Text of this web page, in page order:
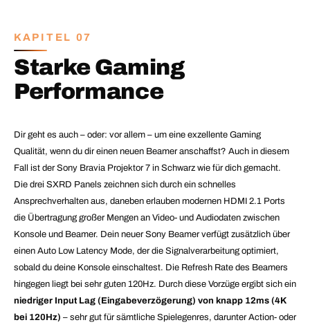
KAPITEL 07
Starke Gaming
Performance
Dir geht es auch – oder: vor allem – um eine exzellente Gaming
Qualität, wenn du dir einen neuen Beamer anschaffst? Auch in diesem
Fall ist der Sony Bravia Projektor 7 in Schwarz wie für dich gemacht.
Die drei SXRD Panels zeichnen sich durch ein schnelles
Ansprechverhalten aus, daneben erlauben modernen HDMI 2.1 Ports
die Übertragung großer Mengen an Video- und Audiodaten zwischen
Konsole und Beamer. Dein neuer Sony Beamer verfügt zusätzlich über
einen Auto Low Latency Mode, der die Signalverarbeitung optimiert,
sobald du deine Konsole einschaltest. Die Refresh Rate des Beamers
hingegen liegt bei sehr guten 120Hz. Durch diese Vorzüge ergibt sich ein
niedriger Input Lag (Eingabeverzögerung) von knapp 12ms (4K
bei 120Hz) – sehr gut für sämtliche Spielegenres, darunter Action- oder